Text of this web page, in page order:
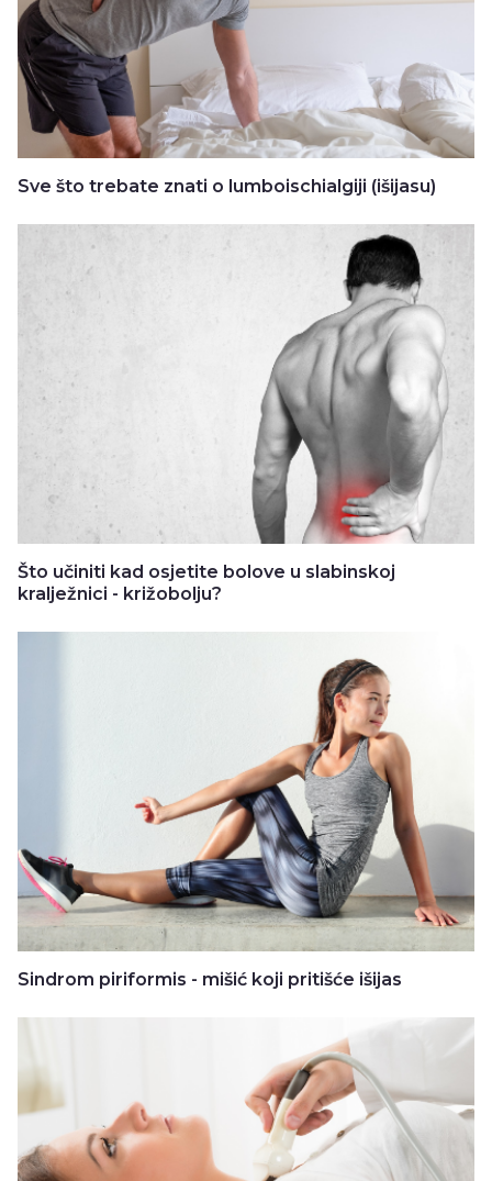
Sve što trebate znati o lumboischialgiji (išijasu)
Što učiniti kad osjetite bolove u slabinskoj
kralježnici - križobolju?
Sindrom piriformis - mišić koji pritišće išijas